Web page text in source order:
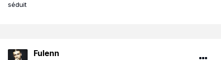
séduit
Fulenn